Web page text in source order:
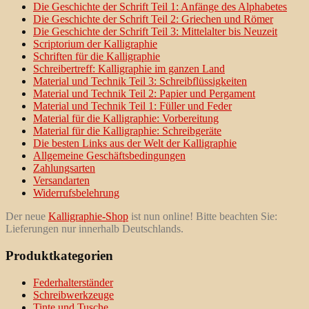
Die Geschichte der Schrift Teil 1: Anfänge des Alphabetes
Die Geschichte der Schrift Teil 2: Griechen und Römer
Die Geschichte der Schrift Teil 3: Mittelalter bis Neuzeit
Scriptorium der Kalligraphie
Schriften für die Kalligraphie
Schreibertreff: Kalligraphie im ganzen Land
Material und Technik Teil 3: Schreibflüssigkeiten
Material und Technik Teil 2: Papier und Pergament
Material und Technik Teil 1: Füller und Feder
Material für die Kalligraphie: Vorbereitung
Material für die Kalligraphie: Schreibgeräte
Die besten Links aus der Welt der Kalligraphie
Allgemeine Geschäftsbedingungen
Zahlungsarten
Versandarten
Widerrufsbelehrung
Der neue Kalligraphie-Shop ist nun online! Bitte beachten Sie:
Lieferungen nur innerhalb Deutschlands.
Produktkategorien
Federhalterständer
Schreibwerkzeuge